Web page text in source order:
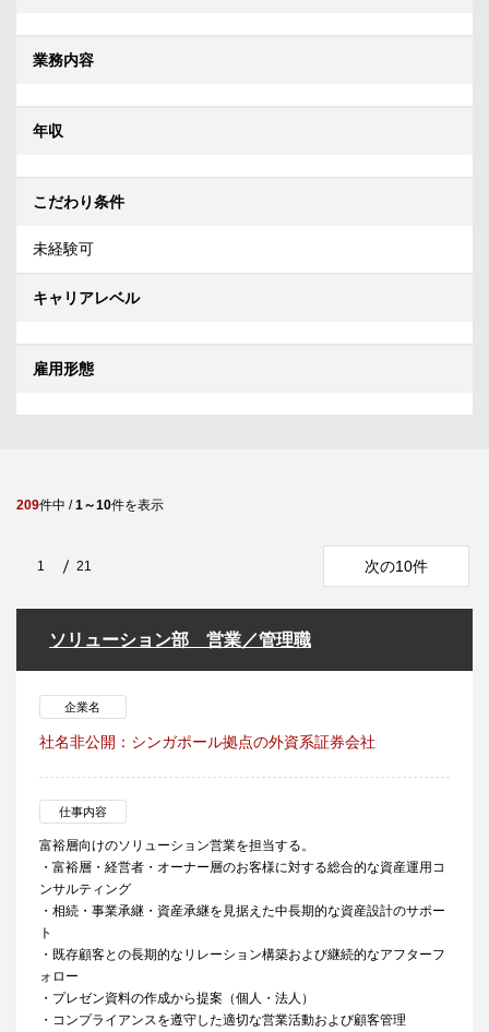
業務内容
年収
こだわり条件
未経験可
キャリアレベル
雇用形態
209件中 /1～10件を表示
1 21 次の10件
ソリューション部 営業／管理職
企業名
社名非公開：シンガポール拠点の外資系証券会社
仕事内容
富裕層向けのソリューション営業を担当する。
・富裕層・経営者・オーナー層のお客様に対する総合的な資産運用コ
ンサルティング
・相続・事業承継・資産承継を見据えた中長期的な資産設計のサポー
ト
・既存顧客との長期的なリレーション構築および継続的なアフターフ
ォロー
・プレゼン資料の作成から提案（個人・法人）
・コンプライアンスを遵守した適切な営業活動および顧客管理